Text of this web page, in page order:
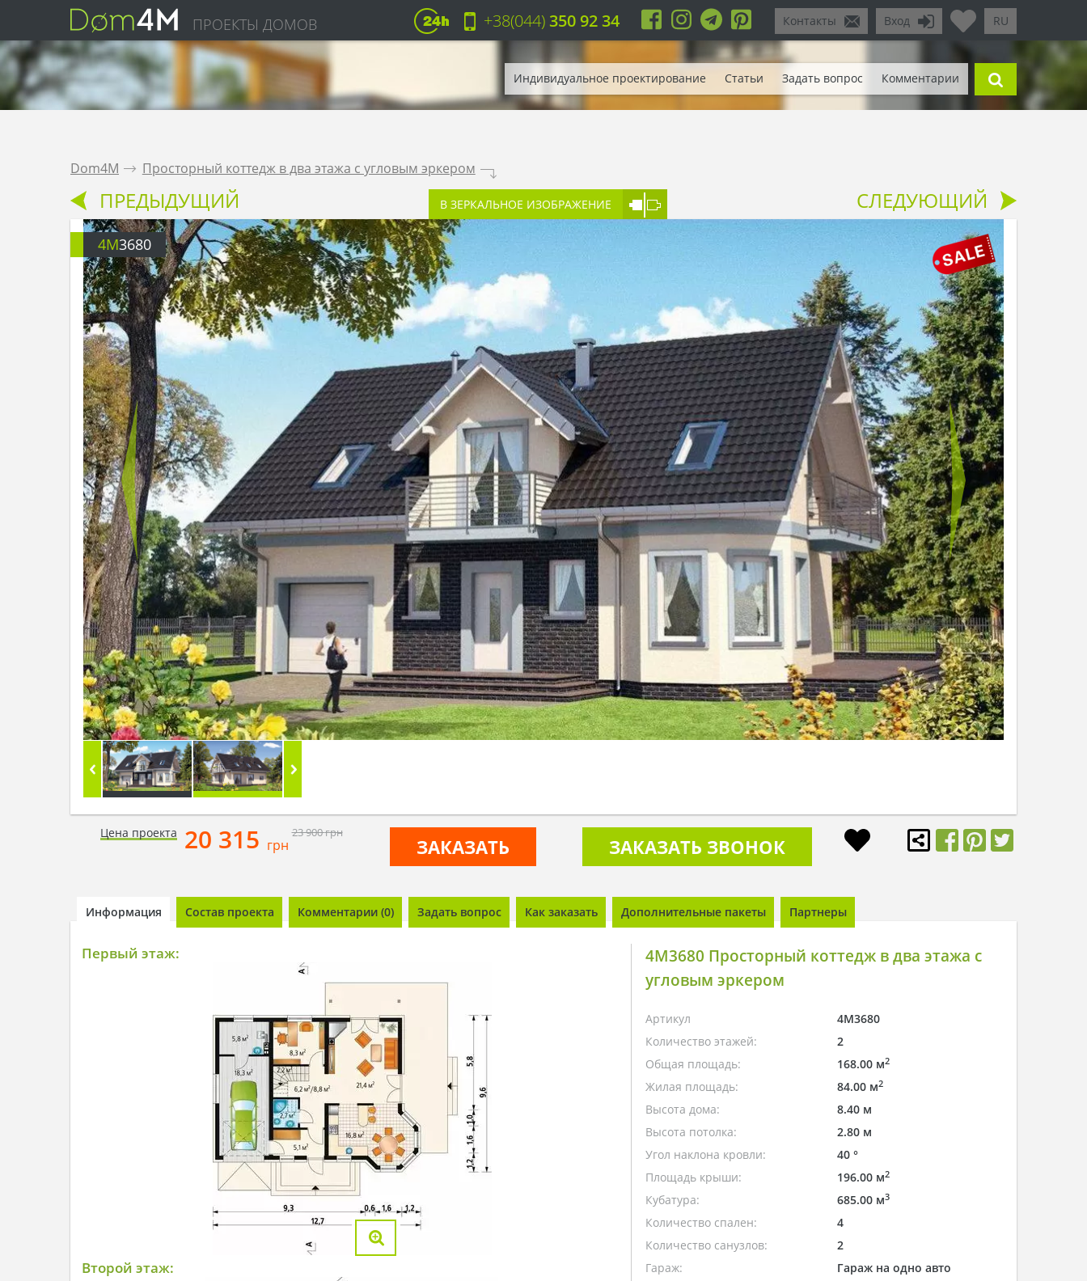
ПРОЕКТЫ ДОМОВ RU
Вход
Контакты
+38(044)350 92 34
Индивидуальное проектирование Статьи Задать вопрос Комментарии
Dom4M . Просторный коттедж в два этажа с угловым эркером .
ПРЕДЫДУЩИЙ В ЗЕРКАЛЬНОЕ ИЗОБРАЖЕНИЕ СЛЕДУЮЩИЙ
4M3680
Цена проекта 20 315 грн
23 900грн
ЗАКАЗАТЬ ЗАКАЗАТЬ ЗВОНОК
Информация Состав проекта Комментарии (0) Задать вопрос Как заказать Дополнительные пакеты Партнеры
Первый этаж:
Второй этаж:
4M3680 Просторный коттедж в два этажа с
угловым эркером
Артикул
4M3680
Количество этажей:
2
Общая площадь:
168.00 м2
Жилая площадь: 84.00 м2
Высота дома:
8.40 м
Высота потолка:
2.80 м
Угол наклона кровли:
40 °
Площадь крыши:
196.00 м2
Кубатура: 685.00 м3
Количество спален:
4
Количество санузлов:
2
Гараж:
Гараж на одно авто